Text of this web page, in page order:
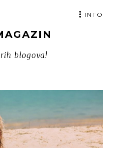
blogova!
INFO